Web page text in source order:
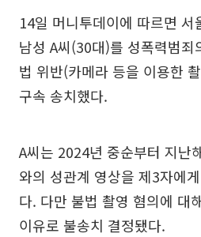
14일 머니투데이에 따르면
남성 A씨(30대)를 성폭력범죄
법 위반(카메라 등을 이용한
구속 송치했다.
A씨는 2024년 중순부터 지난
와의 성관계 영상을 제3자에
다. 다만 불법 촬영 혐의에 대
이유로 불송치 결정됐다.